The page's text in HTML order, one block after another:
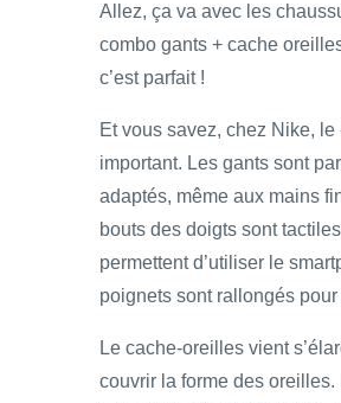
Allez, ça va avec les
combo gants + cache
c’est parfait !
Et vous savez, chez Nike, le
important. Les gants sont
adaptés, même aux mains
bouts des doigts sont
permettent d’utiliser le
poignets sont rallongés pour
Le cache-oreilles vient
couvrir la forme des oreilles.